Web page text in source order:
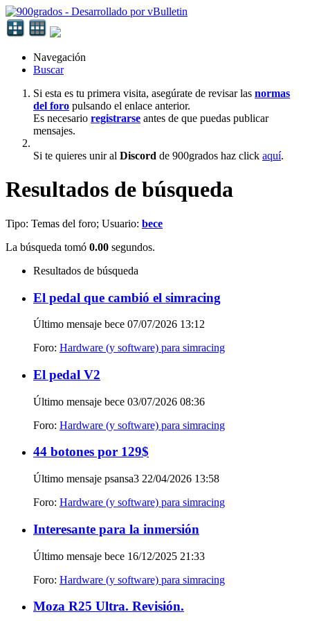
Navegación
Buscar
Si esta es tu primera visita, asegúrate de revisar las normas
del foro pulsando el enlace anterior.
Es necesario registrarse antes de que puedas publicar
mensajes.
Si te quieres unir al Discord de 900grados haz click aquí.
Resultados de búsqueda
Tipo: Temas del foro; Usuario: bece
La búsqueda tomó 0.00 segundos.
Resultados de búsqueda
El pedal que cambió el simracing
Último mensaje bece 07/07/2026 13:12
Foro: Hardware (y software) para simracing
El pedal V2
Último mensaje bece 03/07/2026 08:36
Foro: Hardware (y software) para simracing
44 botones por 129$
Último mensaje psansa3 22/04/2026 13:58
Foro: Hardware (y software) para simracing
Interesante para la inmersión
Último mensaje bece 16/12/2025 21:33
Foro: Hardware (y software) para simracing
Moza R25 Ultra. Revisión.